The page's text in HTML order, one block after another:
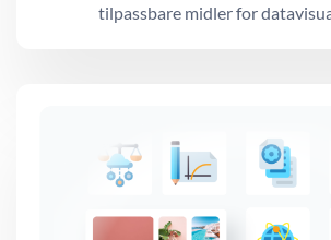
tilpassbare midler for